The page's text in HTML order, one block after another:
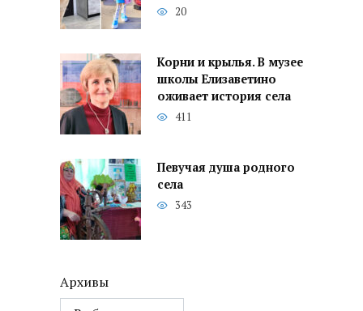
20
Корни и крылья. В музее
школы Елизаветино
оживает история села
411
Певучая душа родного
села
343
Архивы